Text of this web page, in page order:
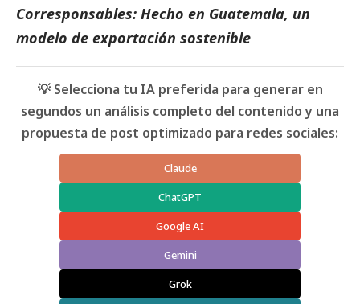
Corresponsables: Hecho en Guatemala, un
modelo de exportación sostenible
💡 Selecciona tu IA preferida para generar en
segundos un análisis completo del contenido y una
propuesta de post optimizado para redes sociales:
Claude
ChatGPT
Google AI
Gemini
Grok